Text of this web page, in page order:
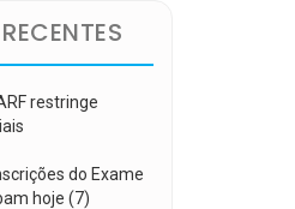
restringe
do Exame
hoje (7)